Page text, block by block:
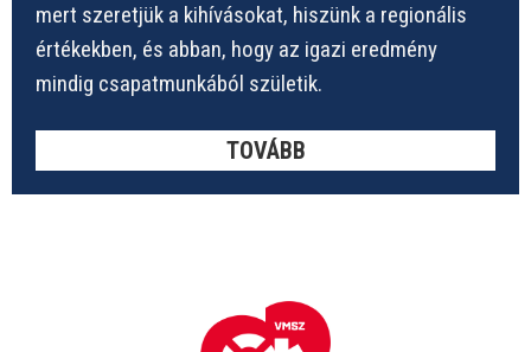
mert szeretjük a kihívásokat, hiszünk a regionális
értékekben, és abban, hogy az igazi eredmény
mindig csapatmunkából születik.
TOVÁBB